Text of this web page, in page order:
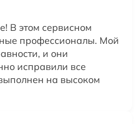
В этом сервисном
профессионалы. Мой
и они
исправили все
на высоком